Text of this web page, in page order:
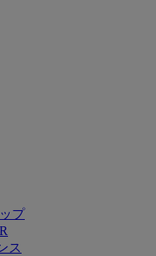
プ
ス